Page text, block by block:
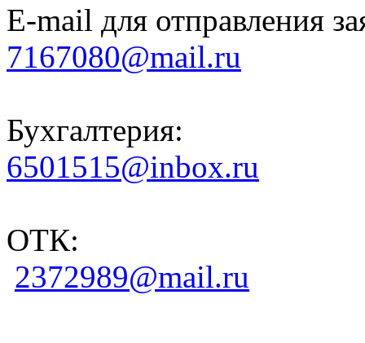
E-mail для отправления
7167080@mail.ru
Бухгалтерия:
6501515@inbox.ru
ОТК:
2372989@mail.ru